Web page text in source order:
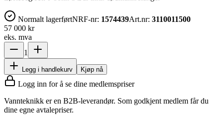
Normalt lagerførtNRF-nr: 1574439Art.nr: 3110011500
57 000 kr
eks. mva
1
Legg i handlekurv Kjøp nå
Logg inn for å se dine medlemspriser
Vannteknikk er en B2B-leverandør. Som godkjent medlem får du
dine egne avtalepriser.